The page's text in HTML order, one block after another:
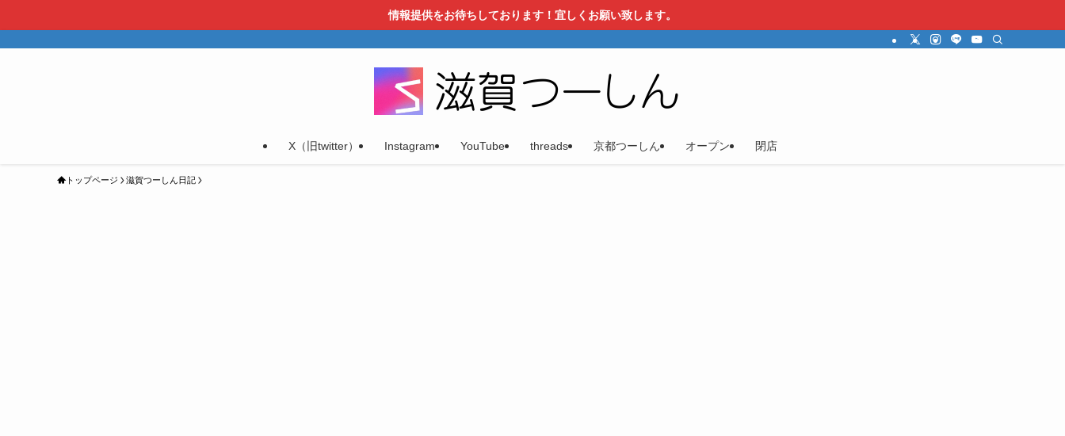
情報提供をお待ちしております！宜しくお願い致します。
X（旧twitter） Instagram YouTube threads 京都つーしん オープン 閉店
トップページ 滋賀つーしん日記